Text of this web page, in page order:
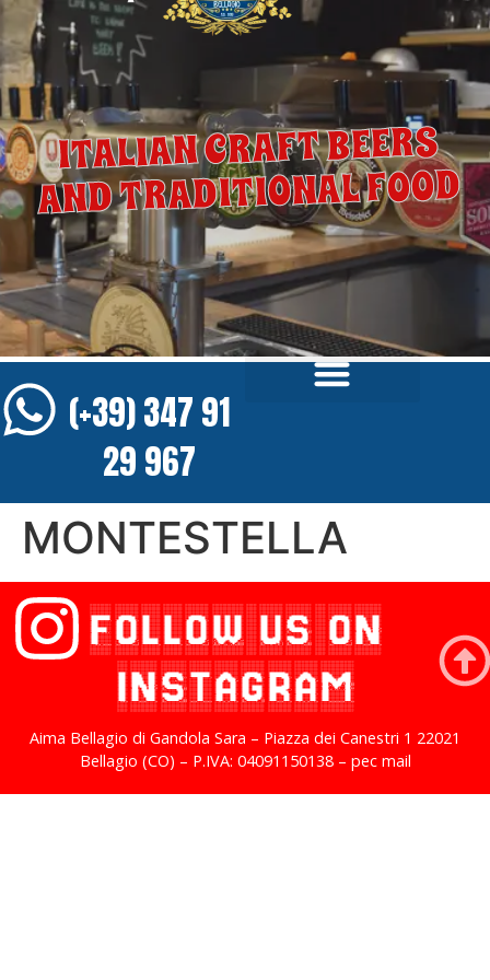
ITALIAN CRAFT BEERS
AND TRADITIONAL FOOD
(+39) 347 91
29 967
MONTESTELLA
FOLLOW US ON
INSTAGRAM
Aima Bellagio di Gandola Sara – Piazza dei Canestri 1 22021
Bellagio (CO) – P.IVA: 04091150138 – pec mail